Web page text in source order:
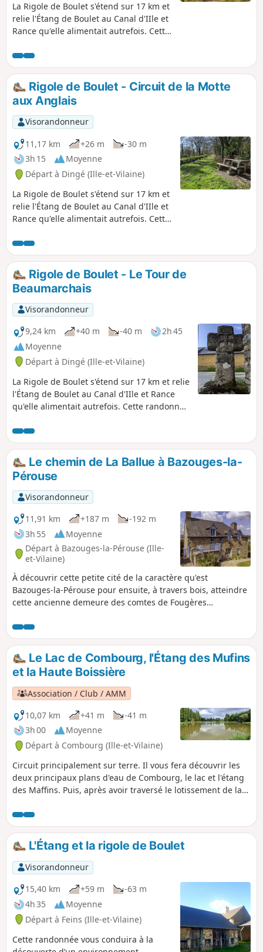
La Rigole de Boulet s'étend sur 17 km et
relie l'Étang de Boulet au Canal d'IIle et
Rance qu'elle alimentait autrefois. Cette
partie centrale de la rigole, au Sud-Est
de Dingé. Le sentier, bien aménagé, en
suit les berges, à l'ombre des hêtres
bicentenaires. Il permet de découvrir
quelques petits ouvrages d'art de
construction de la rigole. Balade très
aérée en toutes saisons et à l'ombre en
été.
Rigole de Boulet - Circuit de la Motte
aux Anglais
Visorandonneur
11,17 km
+26 m
-30 m
3h 15
Moyenne
Départ à Dingé (Ille-et-Vilaine)
La Rigole de Boulet s'étend sur 17 km et
relie l'Étang de Boulet au Canal d'IIle et
Rance qu'elle alimentait autrefois. Cette
partie au Sud de Dingé. Le sentier suit
les berges à l'ombre des hêtres
bicentenaires. Il permet de découvrir
quelques petits ouvrages d'art de
construction de la rigole. Elle nous
mène jusqu'au tumulus de la Motte aux
Anglais (XIe siècle). Balade très aérée en
toutes saisons et à l'ombre en été.
Variante 8 km : voir Informations
Rigole de Boulet - Le Tour de
Beaumarchais
Visorandonneur
9,24 km
+40 m -40 m
2h 45
Moyenne
Départ à Dingé (Ille-et-Vilaine)
La Rigole de Boulet s'étend sur 17 km et relie
l'Étang de Boulet au Canal d'IIle et Rance
qu'elle alimentait autrefois. Cette randonnée
l'Ouest de Dingé. Très boisé, le sentier longe
les hameaux et exploitations agricoles où
l'on apprécie le bocage et les troupeaux en
herbage. Après un passage en forêt, le
circuit rejoint la Rigole de Boulet dont il suit
les berges à l'ombre des hêtres
bicentenaires.
Le chemin de La Ballue à Bazouges-la-
Pérouse
Visorandonneur
11,91 km
+187 m
-192 m
3h 55
Moyenne
Départ à Bazouges-la-Pérouse (Ille-
et-Vilaine)
À découvrir cette petite cité de la caractère qu'est
Bazouges-la-Pérouse pour ensuite, à travers bois, atteindre
cette ancienne demeure des comtes de Fougères
plein de charme qui offrent calme et sérénité.
Le Lac de Combourg, l'Étang des Mufins
et la Haute Boissière
Association / Club / AMM
10,07 km
+41 m
-41 m
3h 00
Moyenne
Départ à Combourg (Ille-et-Vilaine)
Circuit principalement sur terre. Il vous fera découvrir les
deux principaux plans d'eau de Combourg, le lac et l'étang
des Maffins. Puis, après avoir traversé le lotissement de la
charmant petit chemin creux. Ce lieu est situé sur une
petite éminence à environ 80 mètres d'altitude, qui offre
par beau temps un joli point de vue panoramique sur
Combourg et ses environs.
L'Étang et la rigole de Boulet
Visorandonneur
15,40 km
+59 m
-63 m
4h 35
Moyenne
Départ à Feins (Ille-et-Vilaine)
Cette randonnée vous conduira à la